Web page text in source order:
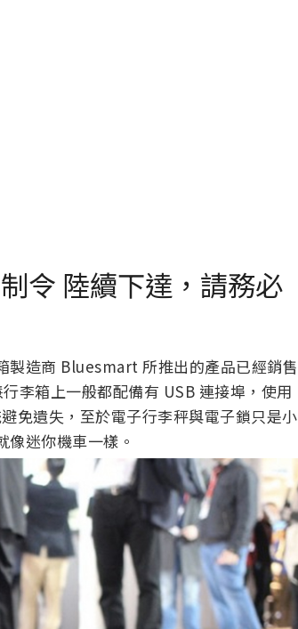
令 陸續下達，請務必
製造商 Bluesmart 所推出的產品已經銷售
李箱上一般都配備有 USB 連接埠，使用
免遺失，至於電子行李秤與電子鎖只是小
迷你機車一樣。